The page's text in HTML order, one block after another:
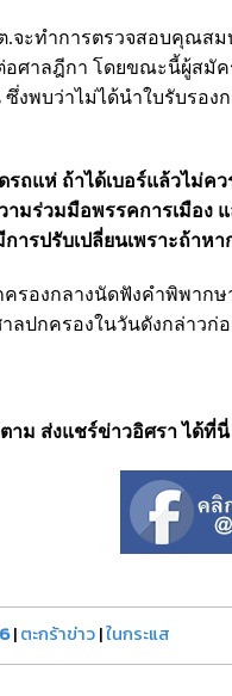
จะทำการตรวจสอบ​คุณส
ศาลฎีกา​ โดยขณะนี้ผู้สมั
งพบว่าไม่ได้นำใบรับรอ
รถแห่​ ถ้าได้เบอร์แล้วไม่ค
มร่วมมือพรรคการเมือง​
รปรับเปลี่ยนเพราะถ้าห
องกลางนัดฟังคำพิพากษา
ลปกครองในวันดังกล่าวก่
าม ส่งแชร์ข่าวอิศรา ได้ที่นี่
|ตะกร้าข่าว|ในกระแส